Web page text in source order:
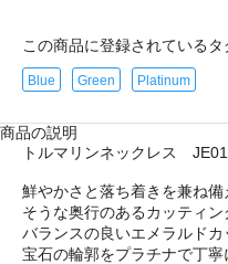
この商品に登録されているタ
Blue Green Platinum
商品の説明
トルマリンネックレス
鮮やかさと落ち着きを兼ね
そうな奥行のあるカッティン
バランスの良いエメラルドカ
宝石の輪郭をプラチナで丁寧